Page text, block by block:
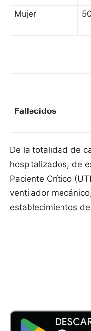
Mujer
Fallecidos
De la totalidad de
hospitalizados, de
Paciente Crítico
ventilador
establecimientos